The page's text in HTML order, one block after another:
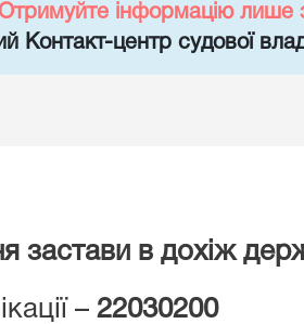
інформацію лише
Контакт-центр судової
застави в дохіж
– 22030200